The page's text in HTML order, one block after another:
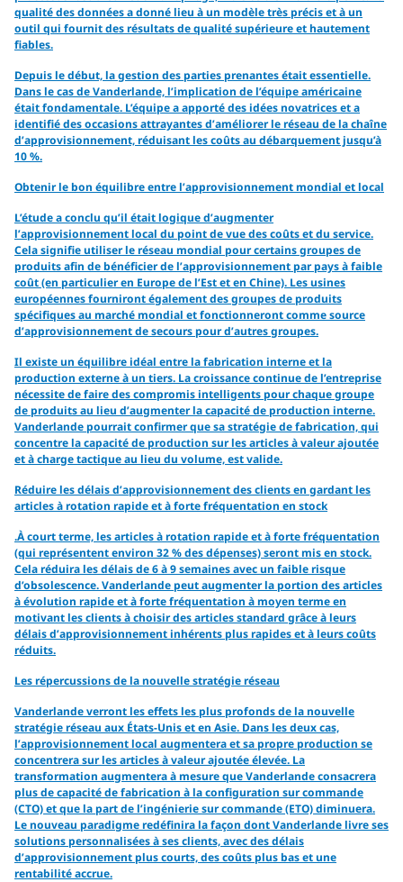
qualité des données a donné lieu à un modèle très précis et à un
outil qui fournit des résultats de qualité supérieure et hautement
fiables.
Depuis le début, la gestion des parties prenantes était essentielle.
Dans le cas de Vanderlande, l’implication de l’équipe américaine
était fondamentale. L’équipe a apporté des idées novatrices et a
identifié des occasions attrayantes d’améliorer le réseau de la chaîne
d’approvisionnement, réduisant les coûts au débarquement jusqu’à
10 %.
Obtenir le bon équilibre entre l’approvisionnement mondial et local
L’étude a conclu qu’il était logique d’augmenter
l’approvisionnement local du point de vue des coûts et du service.
Cela signifie utiliser le réseau mondial pour certains groupes de
produits afin de bénéficier de l’approvisionnement par pays à faible
coût (en particulier en Europe de l’Est et en Chine). Les usines
européennes fourniront également des groupes de produits
spécifiques au marché mondial et fonctionneront comme source
d’approvisionnement de secours pour d’autres groupes.
Il existe un équilibre idéal entre la fabrication interne et la
production externe à un tiers. La croissance continue de l’entreprise
nécessite de faire des compromis intelligents pour chaque groupe
de produits au lieu d’augmenter la capacité de production interne.
Vanderlande pourrait confirmer que sa stratégie de fabrication, qui
concentre la capacité de production sur les articles à valeur ajoutée
et à charge tactique au lieu du volume, est valide.
Réduire les délais d’approvisionnement des clients en gardant les
articles à rotation rapide et à forte fréquentation en stock
.À court terme, les articles à rotation rapide et à forte fréquentation
(qui représentent environ 32 % des dépenses) seront mis en stock.
Cela réduira les délais de 6 à 9 semaines avec un faible risque
d’obsolescence. Vanderlande peut augmenter la portion des articles
à évolution rapide et à forte fréquentation à moyen terme en
motivant les clients à choisir des articles standard grâce à leurs
délais d’approvisionnement inhérents plus rapides et à leurs coûts
réduits.
Les répercussions de la nouvelle stratégie réseau
Vanderlande verront les effets les plus profonds de la nouvelle
stratégie réseau aux États-Unis et en Asie. Dans les deux cas,
l’approvisionnement local augmentera et sa propre production se
concentrera sur les articles à valeur ajoutée élevée. La
transformation augmentera à mesure que Vanderlande consacrera
plus de capacité de fabrication à la configuration sur commande
(CTO) et que la part de l’ingénierie sur commande (ETO) diminuera.
Le nouveau paradigme redéfinira la façon dont Vanderlande livre ses
solutions personnalisées à ses clients, avec des délais
d’approvisionnement plus courts, des coûts plus bas et une
rentabilité accrue.